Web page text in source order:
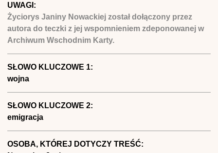
UWAGI:
Życiorys Janiny Nowackiej został dołączony przez
autora do teczki z jej wspomnieniem zdeponowanej w
Archiwum Wschodnim Karty.
SŁOWO KLUCZOWE 1:
wojna
SŁOWO KLUCZOWE 2:
emigracja
OSOBA, KTÓREJ DOTYCZY TREŚĆ: